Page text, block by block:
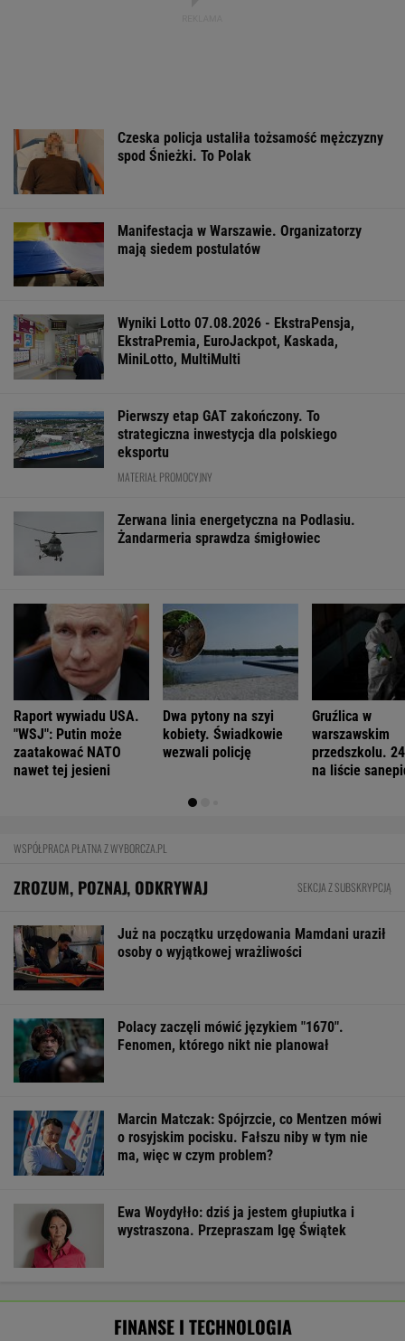
Czeska policja ustaliła tożsamość mężczyzny
spod Śnieżki. To Polak
Manifestacja w Warszawie. Organizatorzy
mają siedem postulatów
Wyniki Lotto 07.08.2026 - EkstraPensja,
EkstraPremia, EuroJackpot, Kaskada,
MiniLotto, MultiMulti
Pierwszy etap GAT zakończony. To
strategiczna inwestycja dla polskiego
eksportu
MATERIAŁ PROMOCYJNY
Zerwana linia energetyczna na Podlasiu.
Żandarmeria sprawdza śmigłowiec
Raport wywiadu USA.
"WSJ": Putin może
zaatakować NATO
nawet tej jesieni
Dwa pytony na szyi
kobiety. Świadkowie
wezwali policję
Gruźlica w
warszawskim
przedszkolu.
na liście
WSPÓŁPRACA PŁATNA Z WYBORCZA.PL
ZROZUM, POZNAJ, ODKRYWAJ SEKCJA Z SUBSKRYPCJĄ
Już na początku urzędowania Mamdani uraził
osoby o wyjątkowej wrażliwości
Polacy zaczęli mówić językiem "1670".
Fenomen, którego nikt nie planował
Marcin Matczak: Spójrzcie, co Mentzen mówi
o rosyjskim pocisku. Fałszu niby w tym nie
ma, więc w czym problem?
Ewa Woydyłło: dziś ja jestem głupiutka i
wystraszona. Przepraszam Igę Świątek
FINANSE I TECHNOLOGIA